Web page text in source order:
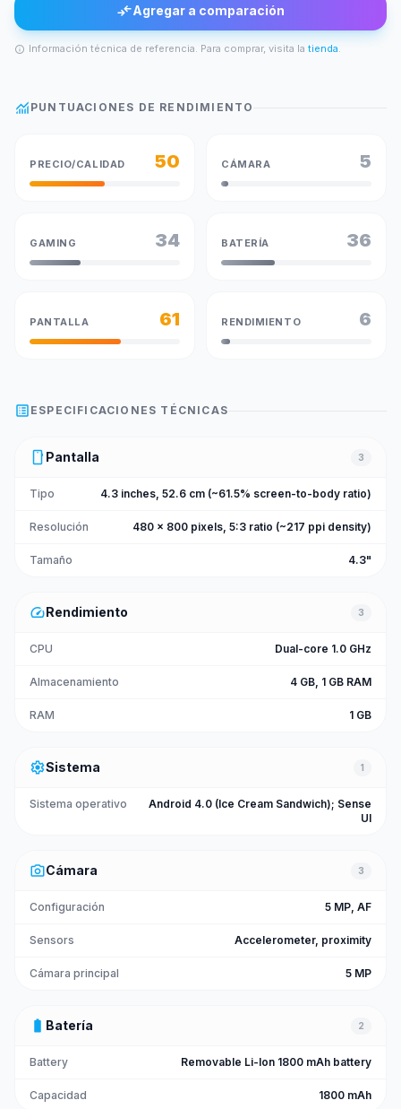
compare_arrowsAgregar a comparación
info Información técnica de referencia. Para comprar, visita la tienda.
monitoring PUNTUACIONES DE RENDIMIENTO
PRECIO/CALIDAD 50 CÁMARA 5
GAMING 34 BATERÍA 36
PANTALLA 61 RENDIMIENTO 6
list_alt ESPECIFICACIONES TÉCNICAS
smartphone Pantalla 3
Tipo 4.3 inches, 52.6 cm (~61.5% screen-to-body ratio)
Resolución 480 x 800 pixels, 5:3 ratio (~217 ppi density)
Tamaño 4.3"
speedRendimiento 3
CPU Dual-core 1.0 GHz
Almacenamiento 4 GB, 1 GB RAM
RAM 1 GB
settingsSistema 1
Sistema operativo
Android 4.0 (Ice Cream Sandwich); Sense
UI
photo_cameraCámara 3
Configuración 5 MP, AF
Sensors Accelerometer, proximity
Cámara principal 5 MP
battery_full Batería 2
Battery Removable Li-Ion 1800 mAh battery
Capacidad 1800 mAh